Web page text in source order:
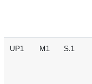
UP1 M1 S.1